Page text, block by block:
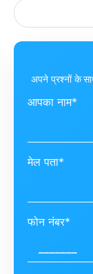
अपने प्रश्नों के
आपका नाम*
मेल पता*
फोन नंबर*